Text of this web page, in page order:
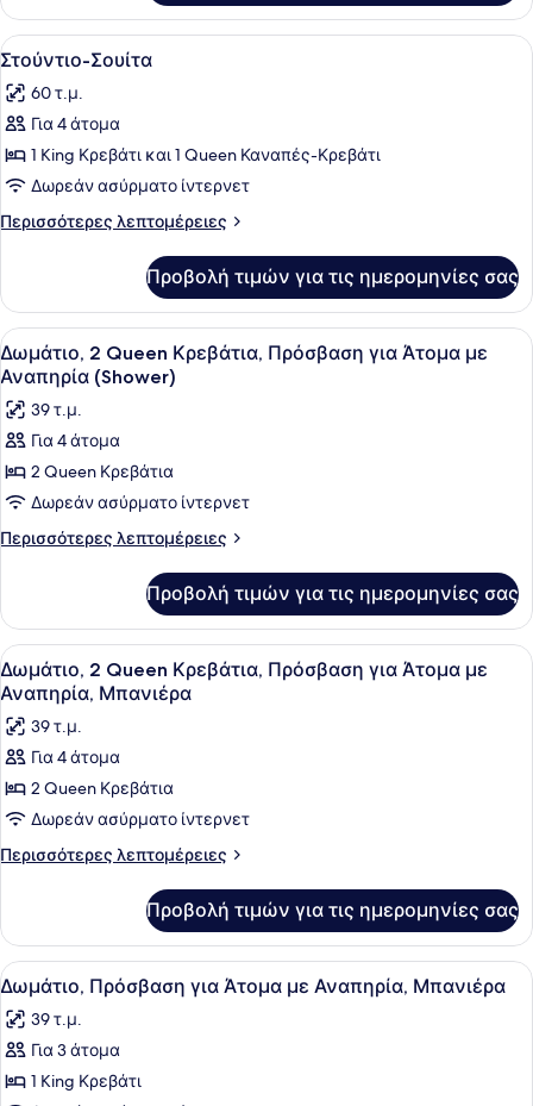
1
Υπνοδωμάτιο
Προβολή
όλων
των
φωτογραφιών
για
Στούντιο-
Σουίτα
Ένα δωμάτιο ξενοδοχείου με ένα
6
Στούντιο-Σουίτα
60 τ.μ.
Για 4 άτομα
1 King Κρεβάτι και 1 Queen Καναπές-Κρεβάτι
Δωρεάν ασύρματο ίντερνετ
Περισσότερες λεπτομέρειες
Περισσότερες
Σουίτα
Προβολή τιμών για τις ημερομηνίες σας
Προβολή
όλων
των
φωτογραφιών
για
Δωμάτιο,
2
Queen
για
Άτομα
με
Αναπηρία
(Shower)
Κλινοσκεπάσματα υψηλής
4
Δωμάτιο, 2 Queen Κρεβάτια, Πρόσβαση για Άτομα με
Αναπηρία (Shower)
39 τ.μ.
Για 4 άτομα
2 Queen Κρεβάτια
Δωρεάν ασύρματο ίντερνετ
Περισσότερες λεπτομέρειες
Περισσότερες
2
Queen
Κρεβάτια,
Πρόσβαση
Άτομα
με
(Shower)
Προβολή τιμών για τις ημερομηνίες σας
Προβολή
όλων
των
φωτογραφιών
για
Δωμάτιο,
2
Queen
για
Άτομα
με
Αναπηρία,
Μπανιέρα
Κλινοσκεπάσματα υψηλής
5
Δωμάτιο, 2 Queen Κρεβάτια, Πρόσβαση για Άτομα με
Αναπηρία, Μπανιέρα
39 τ.μ.
Για 4 άτομα
2 Queen Κρεβάτια
Δωρεάν ασύρματο ίντερνετ
Περισσότερες λεπτομέρειες
Περισσότερες
2
Queen
Κρεβάτια,
Πρόσβαση
για
Άτομα
Αναπηρία,
Προβολή τιμών για τις ημερομηνίες σας
Προβολή
όλων
των
φωτογραφιών
για
Κλινοσκεπάσματα υψηλής
4
Δωμάτιο, Πρόσβαση για Άτομα με Αναπηρία, Μπανιέρα
39 τ.μ.
Για 3 άτομα
1 King Κρεβάτι